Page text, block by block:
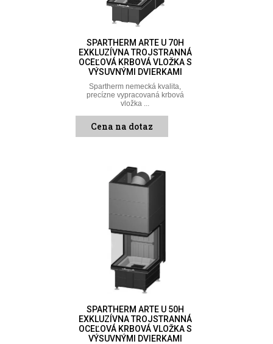
SPARTHERM ARTE U 70H
EXKLUZÍVNA TROJSTRANNÁ
OCEĽOVÁ KRBOVÁ VLOŽKA S
VÝSUVNÝMI DVIERKAMI
Spartherm nemecká kvalita,
precízne vypracovaná krbová
vložka ...
Cena na dotaz
SPARTHERM ARTE U 50H
EXKLUZÍVNA TROJSTRANNÁ
OCEĽOVÁ KRBOVÁ VLOŽKA S
VÝSUVNÝMI DVIERKAMI